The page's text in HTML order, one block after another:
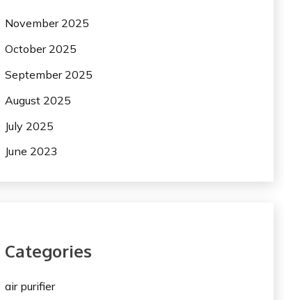
November 2025
October 2025
September 2025
August 2025
July 2025
June 2023
Categories
air purifier